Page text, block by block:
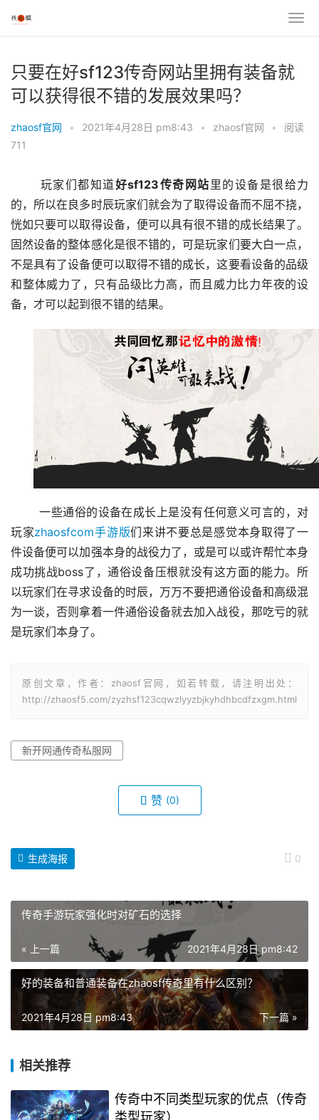
只要在好sf123传奇网站里拥有装备就
可以获得很不错的发展效果吗？
zhaosf官网 • 2021年4月28日 pm8:43 • zhaosf官网 •
阅读
711
	玩家们都知道
好sf123传奇网站 里的设备是很给力
的，所以在良多时辰玩家们就会为了取得设备而不屈不挠，
恍如只要可以取得设备，便可以具有很不错的成长结果了。
固然设备的整体感化是很不错的，可是玩家们要大白一点，
不是具有了设备便可以取得不错的成长，这要看设备的品级
和整体威力了，只有品级比力高，而且威力比力年夜的设
备，才可以起到很不错的结果。
	一些通俗的设备在成长上是没有任何意义可言的，对
玩家zhaosfcom手游版们来讲不要总是感觉本身取得了一
件设备便可以加强本身的战役力了，或是可以或许帮忙本身
成功挑战boss了，通俗设备压根就没有这方面的能力。所
以玩家们在寻求设备的时辰，万万不要把通俗设备和高级混
为一谈，否则拿着一件通俗设备就去加入战役，那吃亏的就
是玩家们本身了。
原创文章，作者：zhaosf官网，如若转载，请注明出处：
http://zhaosf5.com/zyzhsf123cqwzlyyzbjkyhdhbcdfzxgm.html
新开网通传奇私服网
赞 (0)
0
生成海报
传奇手游玩家强化时对矿石的选择
« 上一篇 2021年4月28日 pm8:42
好的装备和普通装备在zhaosf传奇里有什么区别？
下一篇 »
2021年4月28日 pm8:43
相关推荐
传奇中不同类型玩家的优点（传奇
类型玩家）